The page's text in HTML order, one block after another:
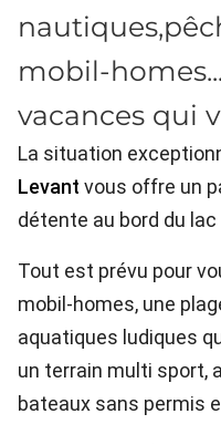
mobil-
vacances qui
La situation
Levant vous offre un
détente au bord du lac
Tout est prévu pour
mobil-homes, une
aquatiques ludiques
un terrain multi sport,
bateaux sans permis